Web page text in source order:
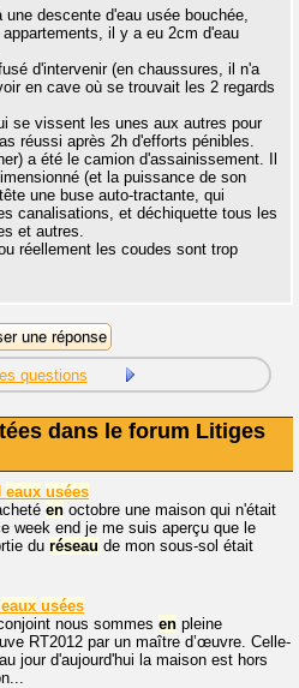
descente d'eau usée bouchée,
il y a eu 2cm d'eau
d'intervenir (en chaussures, il n'a
en cave où se trouvait les 2 regards
se vissent les unes aux autres pour
réussi après 2h d'efforts pénibles.
a été le camion d'assainissement. Il
(et la puissance de son
une buse auto-tractante, qui
canalisations, et déchiquette tous les
et autres.
réellement les coudes sont trop
questions
dans le forum Litiges
eaux usées
en octobre une maison qui n'était
week end je me suis aperçu que le
du réseau de mon sous-sol était
eaux usées
nous sommes en pleine
RT2012 par un maître d’œuvre. Celle-
jour d'aujourd'hui la maison est hors